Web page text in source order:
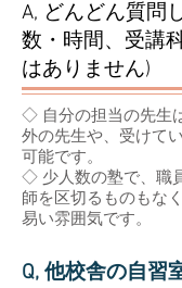
A, どんどん質問
数・時間、受講
はありません)
◇ 自分の担当の先生
外の先生や、受けて
可能です。
◇ 少人数の塾で、職
師を区切るものもな
易い雰囲気です。
Q, 他校舎の自習